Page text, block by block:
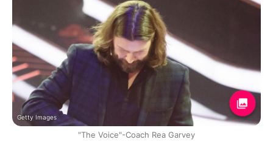
Getty Images
"The Voice"-Coach Rea Garvey